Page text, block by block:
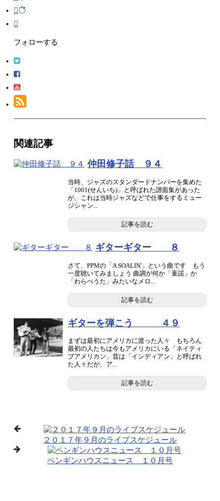
フォローする
関連記事
仲田修子話 ９４
当時、ジャズのスタンダードナンバーを集めた
「1001(せんいち)」と呼ばれた譜面集があった
が、これは当時ジャズなどで仕事をするミュー
ジシャン...
記事を読む
ギターギター ８
さて、PPMの「A SOALIN'」という曲です もう
一度聴いてみましょう 曲調が何か「童謡」か
「わらべうた」みたいなメロ...
記事を読む
ギターを弾こう ４９
まずは最初にアメリカに渡った人々 もちろん
最初の人たちは今もアメリカにいる「ネイティ
ブアメリカン」昔は「インディアン」と呼ばれ
た人々だが、ア...
記事を読む
２０１７年９月のライブスケジュール
ペンギンハウスニュース １０月号